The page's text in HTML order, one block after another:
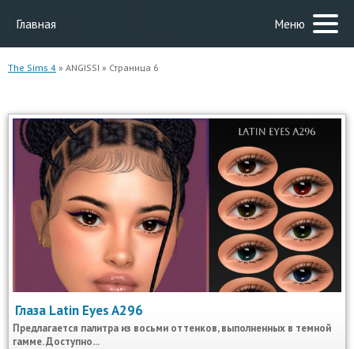
Главная Меню
The Sims 4 » ANGISSI » Страница 6
Глаза Latin Eyes A296
Предлагается палитра из восьми оттенков, выполненных в темной
гамме. Доступно...